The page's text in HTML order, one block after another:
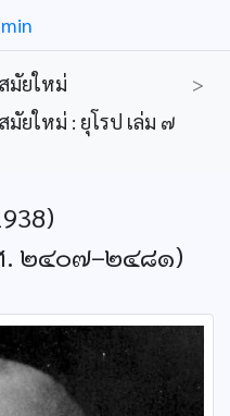
มัยใหม่
>
มัยใหม่ : ยุโรป เล่ม ๗
. ๒๔๐๗–๒๔๘๑)